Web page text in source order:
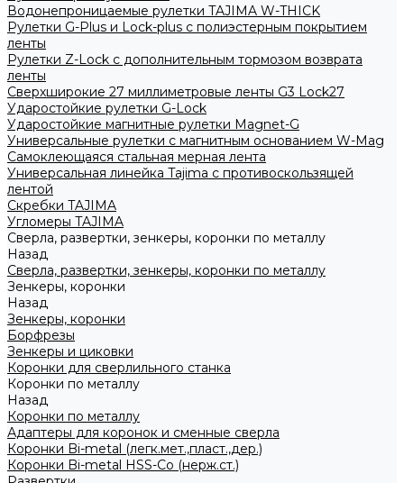
Водонепроницаемые рулетки TAJIMA W-THICK
Рулетки G-Plus и Lock-plus с полиэстерным покрытием
ленты
Рулетки Z-Lock с дополнительным тормозом возврата
ленты
Сверхширокие 27 миллиметровые ленты G3 Lock27
Ударостойкие рулетки G-Lock
Ударостойкие магнитные рулетки Magnet-G
Универсальные рулетки с магнитным основанием W-Mag
Самоклеющаяся стальная мерная лента
Универсальная линейка Tajima с противоскользящей
лентой
Скребки TAJIMA
Угломеры TAJIMA
Сверла, развертки, зенкеры, коронки по металлу
Назад
Сверла, развертки, зенкеры, коронки по металлу
Зенкеры, коронки
Назад
Зенкеры, коронки
Борфрезы
Зенкеры и циковки
Коронки для сверлильного станка
Коронки по металлу
Назад
Коронки по металлу
Адаптеры для коронок и сменные сверла
Коронки Bi-metal (легк.мет.,пласт.,дер.)
Коронки Bi-metal HSS-Co (нерж.ст.)